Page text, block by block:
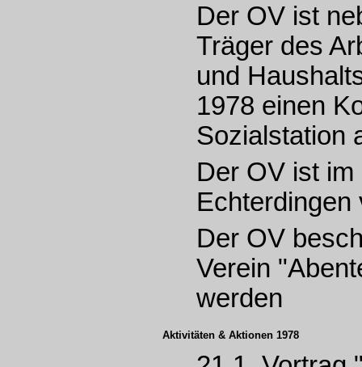
Der OV ist
Träger des
und
1978 einen
Sozialstation
Der OV ist
Echterdingen
Der OV
Verein
werden
Aktivitäten & Aktionen 1978